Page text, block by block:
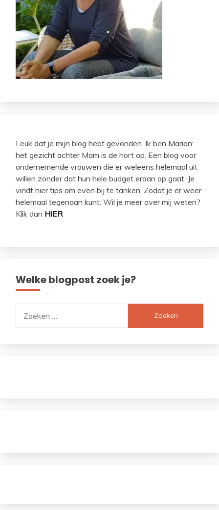
Leuk dat je mijn blog hebt gevonden. Ik ben Marion:
het gezicht achter Mam is de hort op. Een blog voor
ondernemende vrouwen die er weleens helemaal uit
willen zonder dat hun hele budget eraan op gaat. Je
vindt hier tips om even bij te tanken. Zodat je er weer
helemaal tegenaan kunt. Wil je meer over mij weten?
Klik dan HIER
Welke blogpost zoek je?
naar: